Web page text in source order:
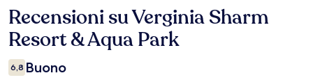
Recensioni
Recensioni su Verginia Sharm
Resort & Aqua Park
6,8 Buono